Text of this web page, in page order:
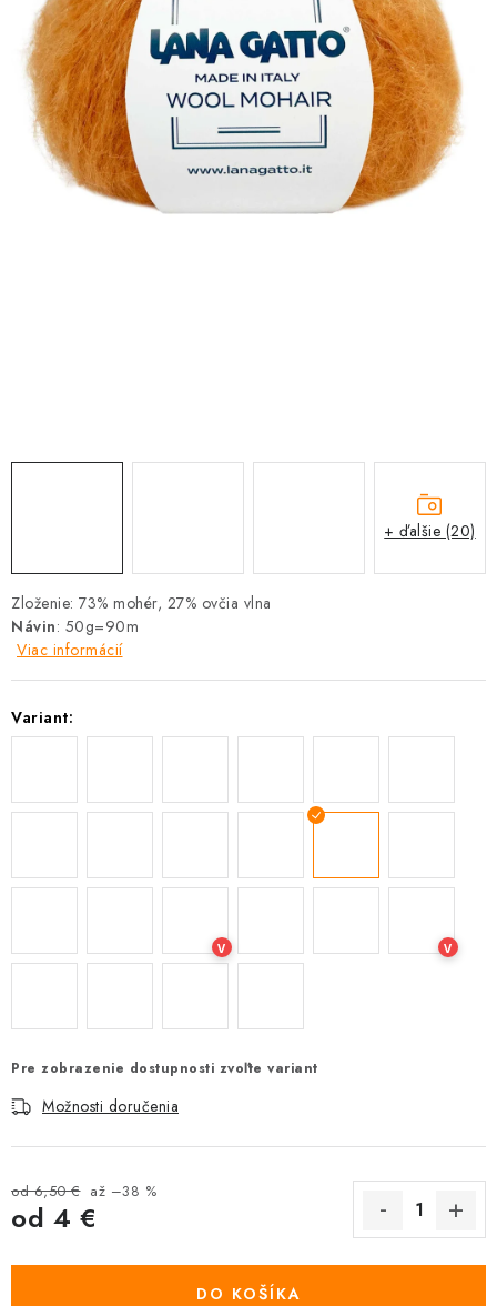
Zloženie: 73% mohér, 27% ovčia vlna
Návin: 50g=90m
Viac informácií
Variant:
V V
Pre zobrazenie dostupnosti zvoľte variant
Možnosti doručenia
od 6,50 € až –38 %
od 4 €
DO KOŠÍKA
+ ďalšie (20)